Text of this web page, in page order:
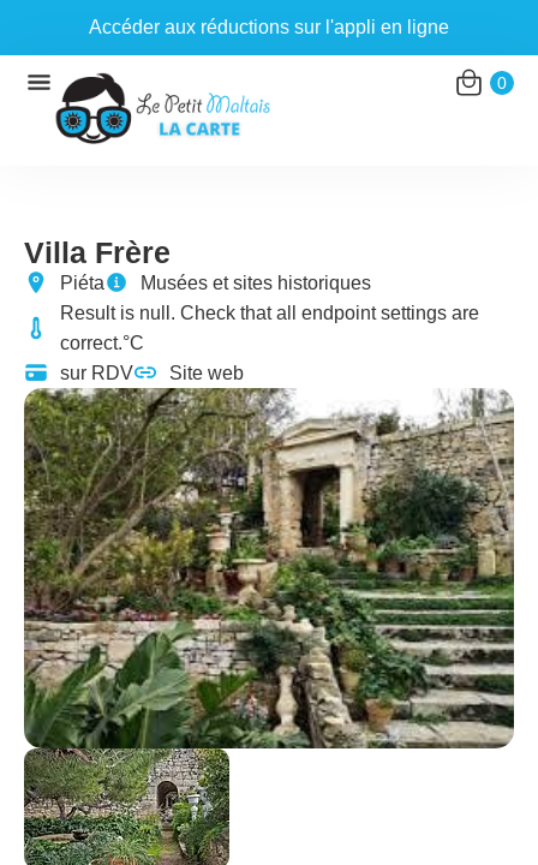
au
contenu
Accéder aux réductions sur l'appli en ligne
0
Villa Frère
Piéta
Musées et sites historiques
Result is null. Check that all endpoint settings are
correct.°C
sur RDV
Site web